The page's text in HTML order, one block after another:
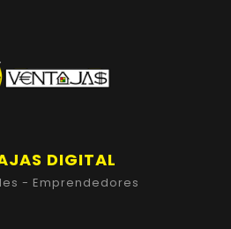
DIGITAL
- Emprendedores